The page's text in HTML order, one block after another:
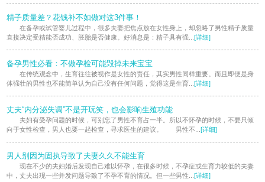
精子质量差？花钱补不如做对这3件事！
在备孕或试管婴儿过程中，很多夫妻把焦点放在女性身上，却忽略了男性精子质量
直接决定受精能否成功、胚胎是否健康。好消息是：精子具有强... [详细]
备孕男性必看：不做孕检可能毁掉未来宝宝
在传统观念中，生育往往被视作是女性的责任，其实男性同样重要。而且即便是身
体强壮的男性也不能简单认为自己没有任何问题，觉得这是生育... [详细]
丈夫“内分泌失调”不是开玩笑，也会影响生殖功能
夫妇有受孕问题的时候，可别忘了男性不育占一半。所以不怀孕的时候，不要只倾
向于女性检查，男人也要一起检查，寻求医生的建议。 男性不... [详细]
男人别因为固执导致了夫妻久久不能生育
现在不少的夫妇婚后发现自己难以怀孕，在很多时候，不孕症或生育力较低的夫妻
中，丈夫出现一些并发问题导致了不孕不育的情况。但一些男性... [详细]